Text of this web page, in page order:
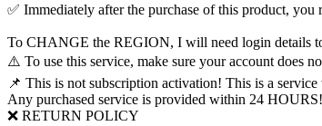
✅ Immediately after the purchase of this product,
To CHANGE the REGION, I will need login details
⚠️ To use this service, make sure your account does
📌 This is not subscription activation! This is a
Any purchased service is provided within 24
❌ RETURN POLICY